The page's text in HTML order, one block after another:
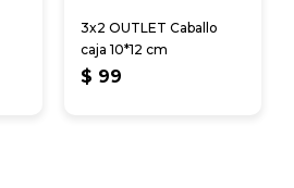
3x2 OUTLET Caballo
caja 10*12 cm
$ 99